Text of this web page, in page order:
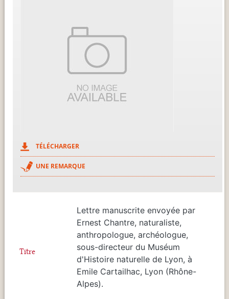
TÉLÉCHARGER
UNE REMARQUE
Titre
Lettre manuscrite envoyée par
Ernest Chantre, naturaliste,
anthropologue, archéologue,
sous-directeur du Muséum
d'Histoire naturelle de Lyon, à
Emile Cartailhac, Lyon (Rhône-
Alpes).